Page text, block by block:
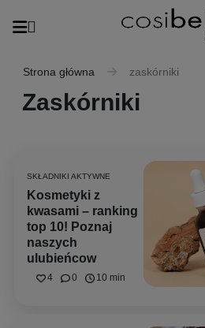
Strona główna zaskórniki
Zaskórniki
SKŁADNIKI AKTYWNE
Kosmetyki z
kwasami – ranking
top 10! Poznaj
naszych
ulubieńcow
4 0 10 min